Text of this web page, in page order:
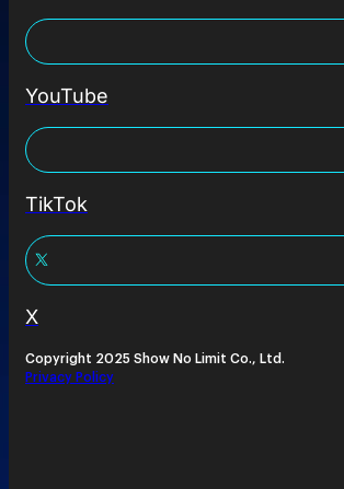
YouTube
TikTok
X
Copyright 2025 Show No Limit Co., Ltd.
Privacy Policy